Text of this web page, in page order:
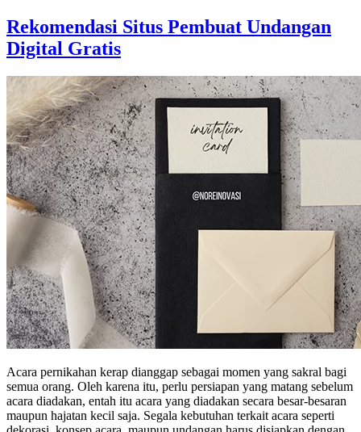
Rekomendasi Situs Pembuat Undangan
Digital Gratis
Acara pernikahan kerap dianggap sebagai momen yang sakral bagi
semua orang. Oleh karena itu, perlu persiapan yang matang sebelum
acara diadakan, entah itu acara yang diadakan secara besar-besaran
maupun hajatan kecil saja. Segala kebutuhan terkait acara seperti